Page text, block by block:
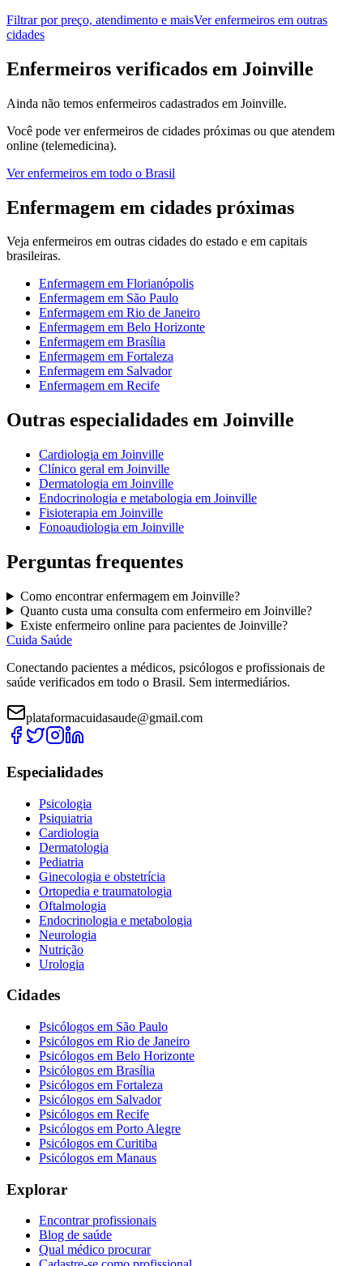
Filtrar por preço, atendimento e maisVerenfermeiros em outras
cidades
Enfermeiros verificados em Joinville
Ainda não temos enfermeiros cadastrados em Joinville.
Você pode verenfermeiros de cidades próximas ou que atendem
online (telemedicina).
Verenfermeiros em todo o Brasil
Enfermagem em cidades próximas
Veja enfermeiros em outras cidades do estado e em capitais
brasileiras.
Enfermagem em Florianópolis
Enfermagem em São Paulo
Enfermagem em Rio de Janeiro
Enfermagem em Belo Horizonte
Enfermagem em Brasília
Enfermagem em Fortaleza
Enfermagem em Salvador
Enfermagem em Recife
Outras especialidades em Joinville
Cardiologia em Joinville
Clínico geral em Joinville
Dermatologia em Joinville
Endocrinologia e metabologia em Joinville
Fisioterapia em Joinville
Fonoaudiologia em Joinville
Perguntas frequentes
Como encontrarenfermagemem Joinville?
Quanto custa uma consulta com enfermeiroem Joinville?
Existe enfermeiroonline para pacientes de Joinville?
Cuida Saúde
Conectando pacientes a médicos, psicólogos e profissionais de
saúde verificados em todo o Brasil. Sem intermediários.
plataformacuidasaude@gmail.com
Especialidades
Psicologia
Psiquiatria
Cardiologia
Dermatologia
Pediatria
Ginecologia e obstetrícia
Ortopedia e traumatologia
Oftalmologia
Endocrinologia e metabologia
Neurologia
Nutrição
Urologia
Cidades
Psicólogos em São Paulo
Psicólogos em Rio de Janeiro
Psicólogos em Belo Horizonte
Psicólogos em Brasília
Psicólogos em Fortaleza
Psicólogos em Salvador
Psicólogos em Recife
Psicólogos em Porto Alegre
Psicólogos em Curitiba
Psicólogos em Manaus
Explorar
Encontrar profissionais
Blog de saúde
Qual médico procurar